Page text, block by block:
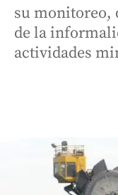
su monitoreo,
de la
actividades